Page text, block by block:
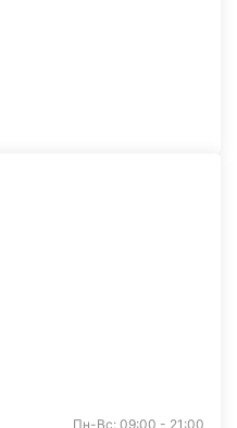
Пн-Вс: 09:00 - 21:00